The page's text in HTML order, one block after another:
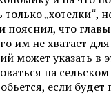
только
пояснил, что
им не хватает
может указать в
на
если